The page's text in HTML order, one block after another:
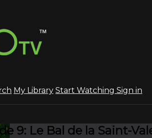
My Library Start Watching Sign in
9: Le Bal de la Saint-